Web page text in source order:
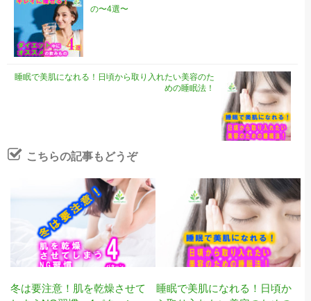
の〜4選〜
睡眠で美肌になれる！日頃から取り入れたい美容のた
めの睡眠法！
こちらの記事もどうぞ
冬は要注意！肌を乾燥させて
睡眠で美肌になれる！日頃か